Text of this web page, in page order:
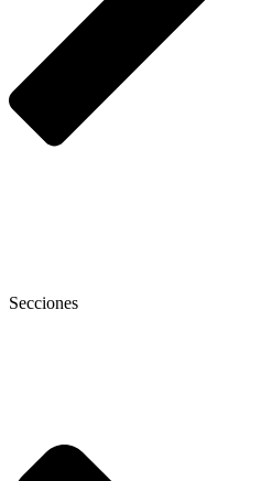
Secciones